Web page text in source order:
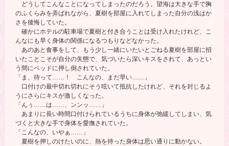
どうしてこんなことになってしまったのだろう。望海は大きな手で胸
のふくらみを弄ばれながら、夏樹を部屋に入れてしまった自分の浅はか
さを後悔していた。
確かにホテルの駐車場で夏樹と付き合うことは受け入れたけれど、こ
んなにも早く身体の関係になるつもりなどなかった。
あのあと食事をして、もう少し一緒にいたいとごねる夏樹を部屋に招
いたことこそが自分の失態で、気づいたら深いキスをされて、あっとい
う間にベッドに押し倒されていた。
「ま、待って……！ こんなの、まだ早い……」
口付けの最中切れ切れにそう呟いて抵抗したけれど、それを封じるよ
うにさらにキスが激しくなった。
「んぅ……は……、ンンッ……」
あまりに長い時間口付けられているうちに身体が弛緩してしまい、気
づくと大きな手で身体を愛撫されていた。
「こんなの、いやぁ……」
夏樹を押しのけたいのに、熱を持った身体は思い通りに動かない。